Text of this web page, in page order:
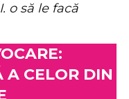
o să le facă
A CELOR DIN